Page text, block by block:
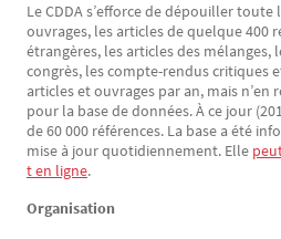
Le CDDA s’efforce de dépouiller
ouvrages, les articles de quelque 400
étrangères, les articles des mélanges,
congrès, les compte-rendus critiques
articles et ouvrages par an, mais n’en
pour la base de données. À ce jour
de 60 000 références. La base a été
mise à jour quotidiennement. Elle
t en ligne.
Organisation